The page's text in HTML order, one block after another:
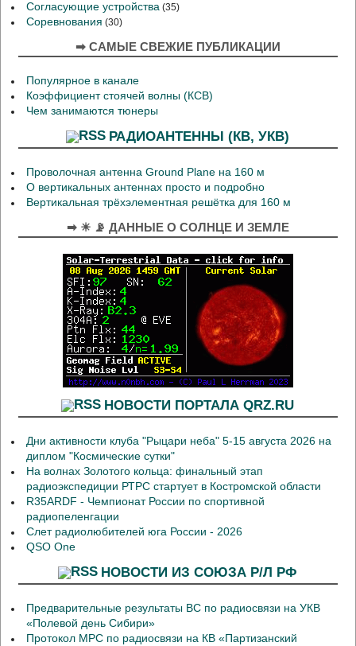
Согласующие устройства (35)
Соревнования (30)
➡ САМЫЕ СВЕЖИЕ ПУБЛИКАЦИИ
Популярное в канале
Коэффициент стоячей волны (КСВ)
Чем занимаются тюнеры
РАДИОАНТЕННЫ (КВ, УКВ)
Проволочная антенна Ground Plane на 160 м
О вертикальных антеннах просто и подробно
Вертикальная трёхэлементная решётка для 160 м
➡ ☀ 📡 ДАННЫЕ О СОЛНЦЕ И ЗЕМЛЕ
НОВОСТИ ПОРТАЛА QRZ.RU
Дни активности клуба "Рыцари неба" 5-15 августа 2026 на
диплом "Космические сутки"
На волнах Золотого кольца: финальный этап
радиоэкспедиции РТРС стартует в Костромской области
R35ARDF - Чемпионат России по спортивной
радиопеленгации
Слет радиолюбителей юга России - 2026
QSO One
НОВОСТИ ИЗ СОЮЗА Р/Л РФ
Предварительные результаты ВС по радиосвязи на УКВ
«Полевой день Сибири»
Протокол МРС по радиосвязи на КВ «Партизанский